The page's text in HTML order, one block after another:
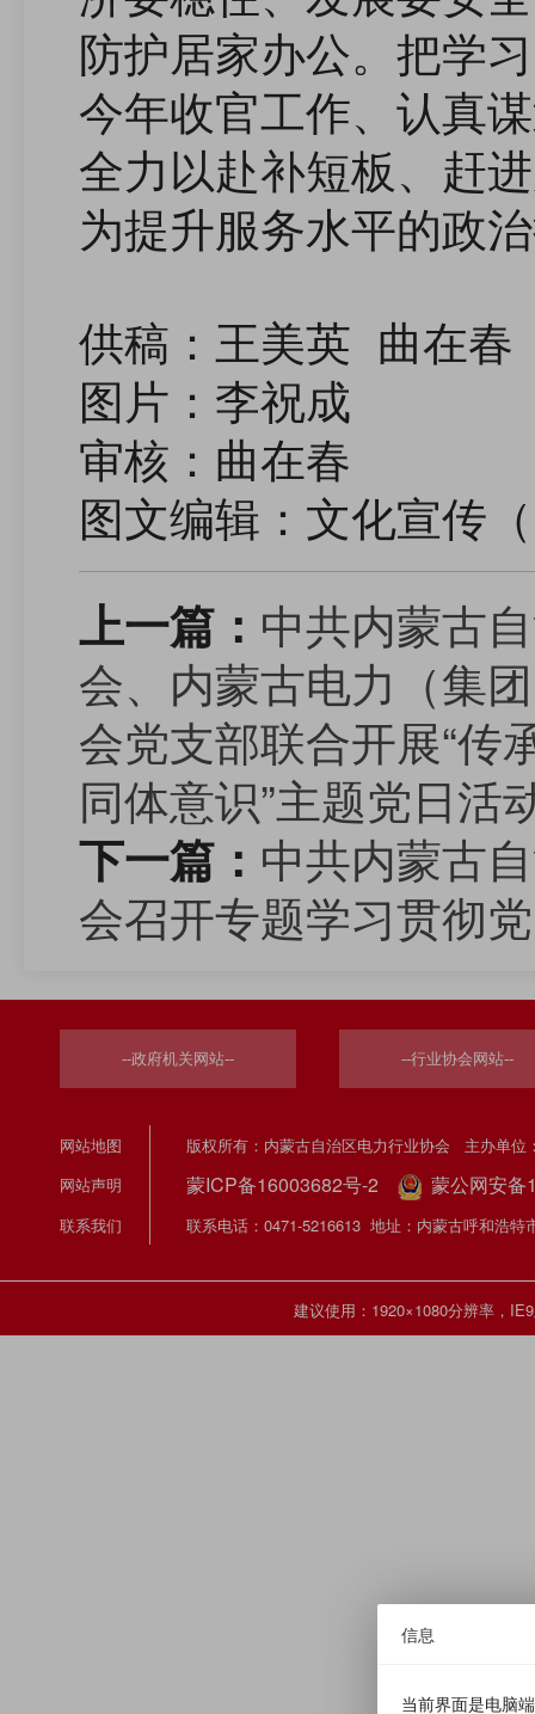
防护居家办公。把学
今年收官工作、认真
全力以赴补短板、赶
为提升服务水平的政
供稿：王美英 曲在春
图片：李祝成
审核：曲在春
图文编辑：文化宣传
上一篇： 中共内蒙古
会、内蒙古电力（集
会党支部联合开展“传
同体意识”主题党日活
下一篇： 中共内蒙古
会召开专题学习贯彻
--政府机关网站-- --行业协会网站--
网站地图
网站声明
联系我们
版权所有：内蒙古自治区电力行业协会 主办单位
蒙ICP备16003682号-2 蒙公网安备
联系电话：0471-5216613 地址：内蒙古呼和浩
建议使用：1920×1080分辨率，
信息
当前界面是电脑